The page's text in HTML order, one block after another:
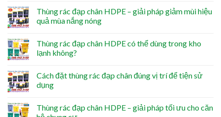
Thùng rác đạp chân HDPE – giải pháp giảm mùi hiệu
quả mùa nắng nóng
Thùng rác đạp chân HDPE có thể dùng trong kho
lạnh không?
Cách đặt thùng rác đạp chân đúng vị trí để tiện sử
dụng
Thùng rác đạp chân HDPE – giải pháp tối ưu cho căn